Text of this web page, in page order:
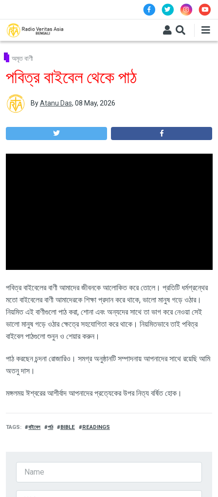
অমৃত বাণী
পবিত্র বাইবেল থেকে পাঠ
ByAtanu Das, 08 May, 2026
পবিত্র বাইবেলের বাণী আমাদের জীবনকে আলোকিত করে তোলে। প্রতিটি ধর্মগ্রন্থের
মতো বাইবেলের বাণী আমাদেরকে শিক্ষা প্রদান করে থাকে, ভালো মানুষ গড়ে ওঠার।
নিয়মিত এই বাণীগুলো পাঠ করা, শোনা এবং অন্যদের সাথে তা ভাগ করে নেওয়া সেই
ভালো মানুষ গড়ে ওঠার ক্ষেত্রে সহযোগিতা করে থাকে। নিয়মিতভাবে তাই পবিত্র
বাইবেল পাঠগুলো শুনুন ও শেয়ার করুন।
পাঠ করছেন চন্দনা রোজারিও । সমগ্র অনুষ্ঠানটি সম্পাদনায় আপনাদের সাথে রয়েছি আমি
অতনু দাস।
মঙ্গলময় ঈশ্বরের আশীর্বাদ আপনাদের প্রত্যেকের উপর নিত্য বর্ষিত হোক।
TAGS বাইবেল পাঠ BIBLE READINGS